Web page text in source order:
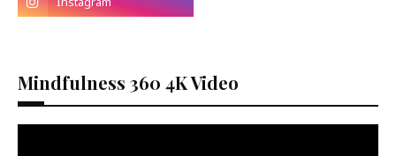
Mindfulness 360 4K Video